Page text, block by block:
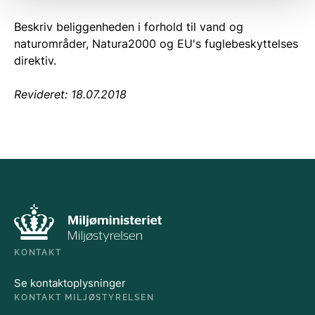
Beskriv beliggenheden i forhold til vand og
naturområder, Natura2000 og EU's fuglebeskyttelses
direktiv.
Revideret: 18.07.2018
KONTAKT
Se kontaktoplysninger
KONTAKT MILJØSTYRELSEN